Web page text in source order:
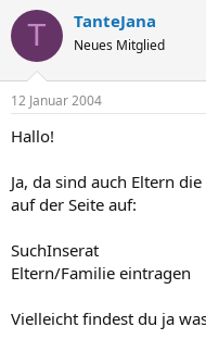
T TanteJana
Neues Mitglied
12 Januar 2004
Hallo!
Ja, da sind auch Eltern
auf der Seite auf:
SuchInserat
Eltern/Familie eintragen
Vielleicht findest du ja